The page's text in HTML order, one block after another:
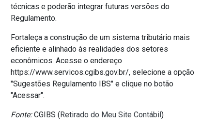
técnicas e poderão integrar futuras versões do
Regulamento.
Fortaleça a construção de um sistema tributário mais
eficiente e alinhado às realidades dos setores
econômicos. Acesse o endereço
https://www.servicos.cgibs.gov.br/, selecione a opção
"Sugestões Regulamento IBS" e clique no botão
"Acessar".
Fonte:CGIBS (Retirado do Meu Site Contábil)